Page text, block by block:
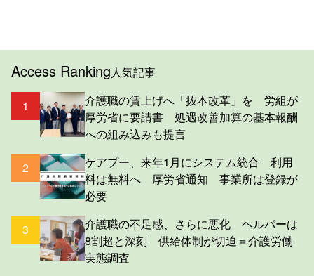
Access Ranking人気記事
1
介護職の賃上げへ「抜本改革」を 労組が
厚労省に要請書 処遇改善加算の基本報酬
への組み込みも提言
2
ケアプー、来年1月にシステム統合 利用
料は無料へ 厚労省通知 事業所は登録が
必要
3
介護職の不足感、さらに悪化 ヘルパーは
8割超と深刻 供給体制が切迫＝介護労働
実態調査